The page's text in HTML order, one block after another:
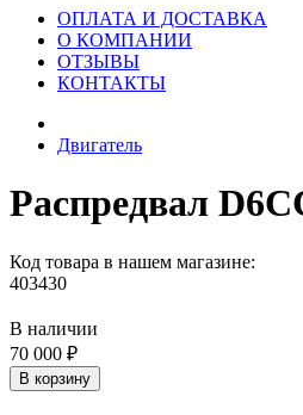
ОПЛАТА И ДОСТАВКА
О КОМПАНИИ
ОТЗЫВЫ
КОНТАКТЫ
Двигатель
Распредвал
Код товара в нашем магазине:
403430
В наличии
70 000 ₽
В корзину